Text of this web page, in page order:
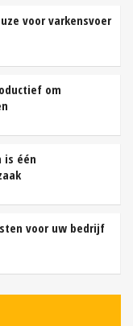
voor varkensvoer
om
is één
voor uw bedrijf